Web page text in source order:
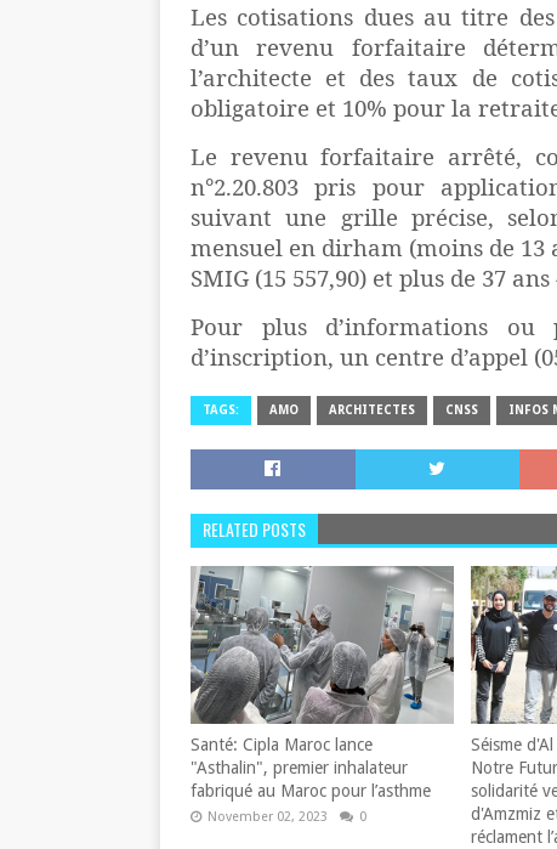
Les cotisations dues au titre
d’un revenu forfaitaire
l’architecte et des taux de
obligatoire et 10% pour la
Le revenu forfaitaire arrêté,
n°2.20.803 pris pour
suivant une grille précise,
mensuel en dirham (moins de 13
SMIG (15 557,90) et plus de 37
Pour plus d’informations ou
d’inscription, un centre d’appel
TAGS: AMO ARCHITECTES CNSS INFOS
RELATED POSTS
Santé: Cipla Maroc lance
"Asthalin", premier inhalateur
fabriqué au Maroc pour l’asthme
November 02, 2023 0
Séisme
Notre
solidarité
d'Amzmiz
réclament